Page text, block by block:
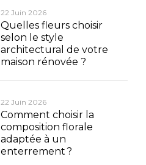
22 Juin 2026
Quelles fleurs choisir
selon le style
architectural de votre
maison rénovée ?
22 Juin 2026
Comment choisir la
composition florale
adaptée à un
enterrement ?